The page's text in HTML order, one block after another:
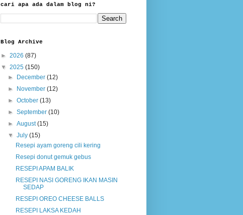
cari apa ada dalam blog ni?
Blog Archive
► 2026 (87)
▼ 2025 (150)
►
December(12)
►
November(12)
►October(13)
►September(10)
►August(15)
▼July(15)
Resepi ayam goreng cili kering
Resepi donut gemuk gebus
RESEPI APAM BALIK
RESEPI NASI GORENG IKAN MASIN
SEDAP
RESEPI OREO CHEESE BALLS
RESEPI LAKSA KEDAH